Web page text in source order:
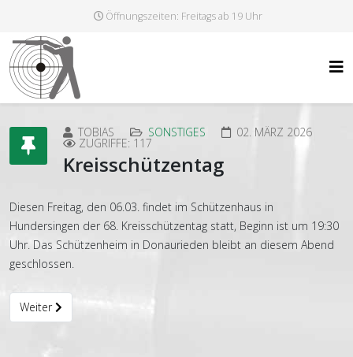
Öffnungszeiten: Freitags ab 19 Uhr
TOBIAS SONSTIGES 02. MÄRZ 2026
ZUGRIFFE: 117
Kreisschützentag
Diesen Freitag, den 06.03. findet im Schützenhaus in
Hundersingen der 68. Kreisschützentag statt, Beginn ist um 19:30
Uhr. Das Schützenheim in Donaurieden bleibt an diesem Abend
geschlossen.
Nächster Beitrag: Bericht Jahreshauptversammlung
Weiter